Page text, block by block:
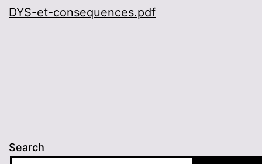
DYS-et-consequences.pdf
Search